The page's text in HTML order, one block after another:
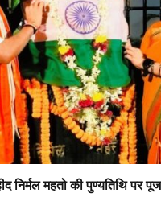
निर्मल महतो की पुण्यतिथि पर